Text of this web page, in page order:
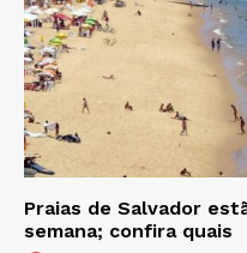
Praias de Salvador
semana; confira quais